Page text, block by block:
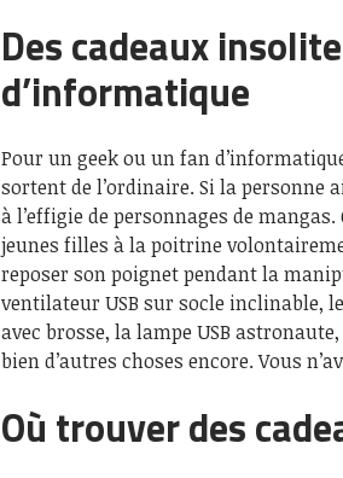
Des cadeaux
d’informatique
Pour un geek ou un fan
sortent de l’ordinaire. Si la personne
à l’effigie de personnages de
jeunes filles à la poitrine
reposer son poignet pendant la
ventilateur USB sur socle inclinable,
avec brosse, la lampe USB
bien d’autres choses encore. Vous
Où trouver des